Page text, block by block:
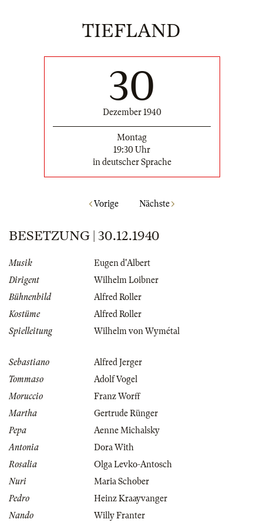
TIEFLAND
30
Dezember 1940
Montag
19:30 Uhr
in deutscher Sprache
Vorige Nächste
BESETZUNG | 30.12.1940
Musik
Eugen d'Albert
Dirigent
Wilhelm Loibner
Bühnenbild
Alfred Roller
Kostüme
Alfred Roller
Spielleitung
Wilhelm von Wymétal
Sebastiano
Alfred Jerger
Tommaso
Adolf Vogel
Moruccio
Franz Worff
Martha
Gertrude Rünger
Pepa
Aenne Michalsky
Antonia
Dora With
Rosalia
Olga Levko-Antosch
Nuri
Maria Schober
Pedro
Heinz Kraayvanger
Nando
Willy Franter